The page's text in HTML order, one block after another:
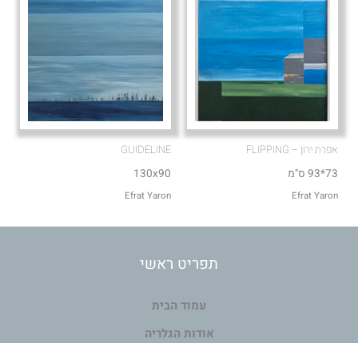
אפרת ירון – FLIPPING
73*93 ס"מ
Efrat Yaron
GUIDELINE
130x90
Efrat Yaron
תפריט ראשי
עמוד הבית
אודות הגלריה